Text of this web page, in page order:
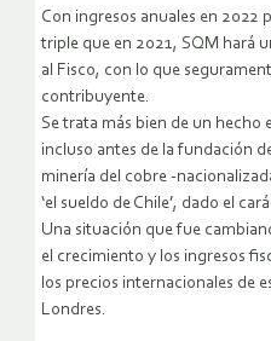
Con ingresos anuales en 2022
triple que en 2021, SQM hará
al Fisco, con lo que
contribuyente.
Se trata más bien de un
incluso antes de la fundación
minería del cobre -
‘el sueldo de Chile’, dado el
Una situación que fue
el crecimiento y los ingresos
los precios internacionales de
Londres.